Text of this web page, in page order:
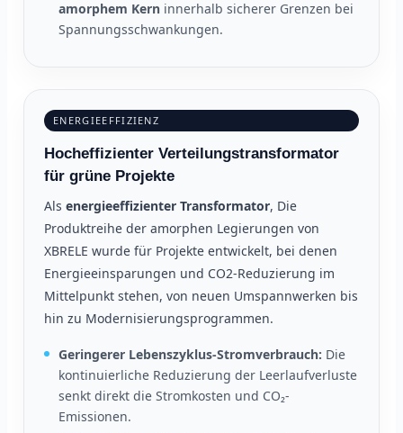
amorphem Kern innerhalb sicherer Grenzen bei
Spannungsschwankungen.
ENERGIEEFFIZIENZ
Hocheffizienter Verteilungstransformator
für grüne Projekte
Als energieeffizienter Transformator, Die
Produktreihe der amorphen Legierungen von
XBRELE wurde für Projekte entwickelt, bei denen
Energieeinsparungen und CO2-Reduzierung im
Mittelpunkt stehen, von neuen Umspannwerken bis
hin zu Modernisierungsprogrammen.
Geringerer Lebenszyklus-Stromverbrauch: Die
kontinuierliche Reduzierung der Leerlaufverluste
senkt direkt die Stromkosten und CO₂-
Emissionen.